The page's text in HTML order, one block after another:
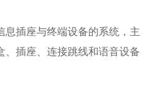
息插座与终端设备的系统，主
、插座、连接跳线和语音设备